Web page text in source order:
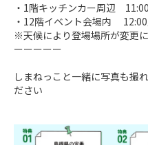
・1階キッチンカー周辺　
・12階イベント会場内　
※天候により登場場所が変更に
ーーーーー
しまねっこと一緒に写真も撮
ださい